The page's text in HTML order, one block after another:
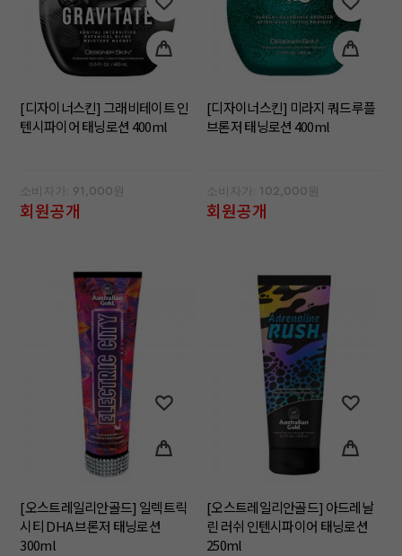
[디자이너스킨] 그래비테이트 인
텐시파이어 태닝로션 400ml
소비자가: 91,000원
회원공개
[디자이너스킨] 미라지 쿼드루플
브론저 태닝로션 400ml
소비자가: 102,000원
회원공개
[오스트레일리안골드] 일렉트릭
시티 DHA 브론저 태닝로션
300ml
[오스트레일리안골드] 아드레날
린 러쉬 인텐시파이어 태닝로션
250ml